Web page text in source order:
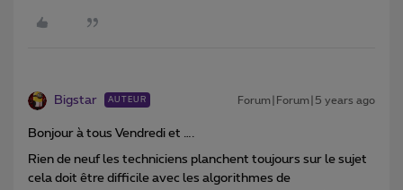
Bigstar AUTEUR Forum|Forum|5 years ago
Bonjour à tous Vendredi et ….
Rien de neuf les techniciens planchent toujours sur le sujet
cela doit être difficile avec les algorithmes de